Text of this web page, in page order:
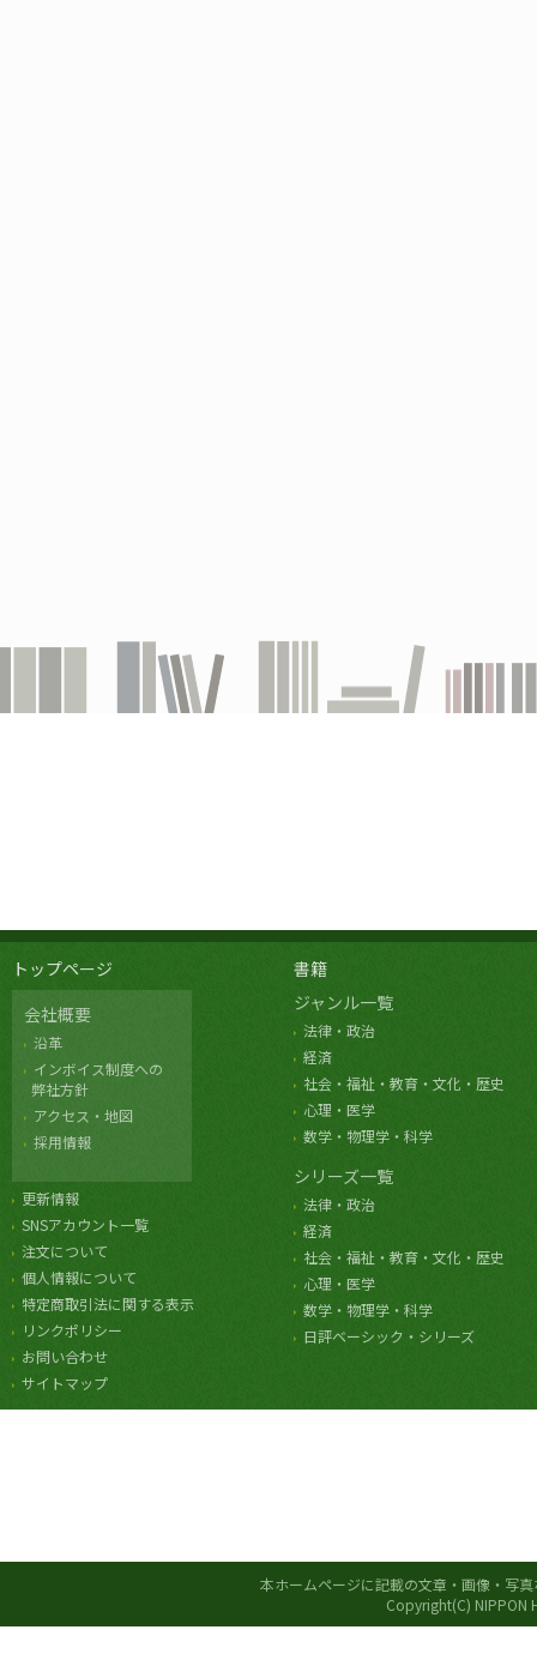
トップページ
会社概要
沿革
インボイス制度への
弊社方針
アクセス・地図
採用情報
更新情報
SNSアカウント一覧
注文について
個人情報について
特定商取引法に関する表示
リンクポリシー
お問い合わせ
サイトマップ
書籍
ジャンル一覧
法律・政治
経済
社会・福祉・教育・文化・歴史
心理・医学
数学・物理学・科学
シリーズ一覧
法律・政治
経済
社会・福祉・教育・文化・歴史
心理・医学
数学・物理学・科学
日評ベーシック・シリーズ
本ホームページに記載の文章・画像・写
Copyright(C) NIPPON